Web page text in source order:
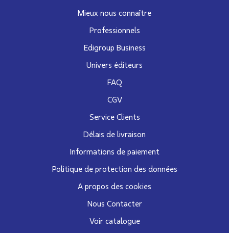
Mieux nous connaître
Professionnels
Edigroup Business
Univers éditeurs
FAQ
CGV
Service Clients
Délais de livraison
Informations de paiement
Politique de protection des données
A propos des cookies
Nous Contacter
Voir catalogue